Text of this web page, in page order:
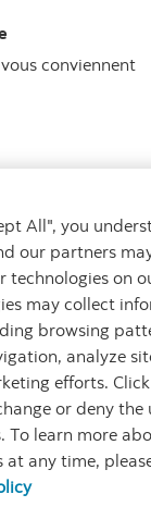
conviennent
numéros,
moi Notes
All", you
our partners
technologies on
may collect
browsing
analyze
efforts.
or deny the
To learn more
at any time,